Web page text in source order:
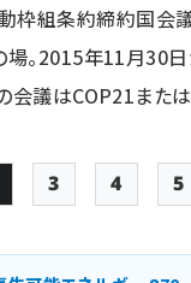
枠組条約締約国会
場。2015年11月30
会議はCOP21また
ペー
Page
3
Page
4
5